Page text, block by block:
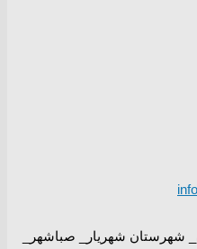
شهرستان شهریار_ صباشهر_